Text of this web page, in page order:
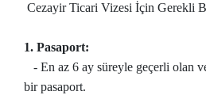
Cezayir Ticari Vizesi İçin Gerekli
1. Pasaport:
- En az 6 ay süreyle geçerli olan
bir pasaport.